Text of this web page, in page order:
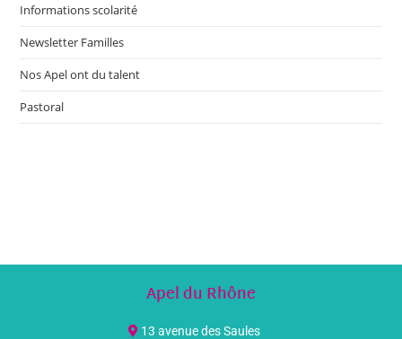
Informations scolarité
Newsletter Familles
Nos Apel ont du talent
Pastoral
Apel du Rhône
13 avenue des Saules